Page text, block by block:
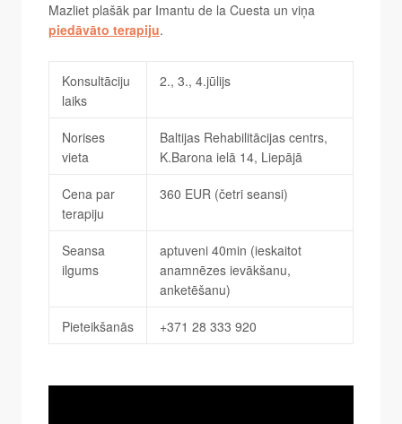
Mazliet plašāk par Imantu de la Cuesta un viņa
piedāvāto terapiju.
Konsultāciju
laiks
2., 3., 4.jūlijs
Norises
vieta
Baltijas Rehabilitācijas centrs,
K.Barona ielā 14, Liepājā
Cena par
terapiju
360 EUR (četri seansi)
Seansa
ilgums
aptuveni 40min (ieskaitot
anamnēzes ievākšanu,
anketēšanu)
Pieteikšanās +371 28 333 920